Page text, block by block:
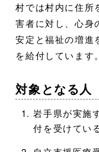
村では村内に住所
害者に対し、心身
安定と福祉の増進
を給付しています。
対象となる人
岩手県が実施
付を受けてい